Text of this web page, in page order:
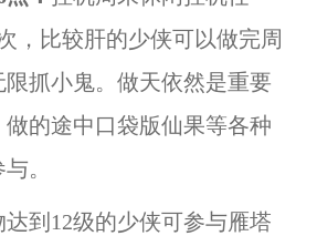
，比较肝的少侠可以做完周
抓小鬼。做天依然是重要
做的途中口袋版仙果等各种
。
达到12级的少侠可参与雁塔